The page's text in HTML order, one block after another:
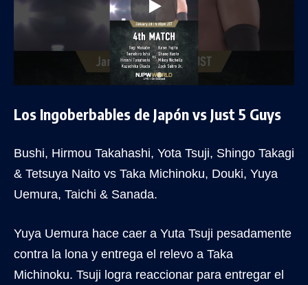
Los Ingoberbables de Japón vs Just 5 Guys
Bushi, Hirmou Takahashi, Yota Tsuji, Shingo Takagi
& Tetsuya Naito vs Taka Michinoku, Douki, Yuya
Uemura, Taichi & Sanada.
Yuya Uemura hace caer a Yuta Tsuji pesadamente
contra la lona y entrega el relevo a Taka
Michinoku. Tsuji logra reaccionar para entregar el